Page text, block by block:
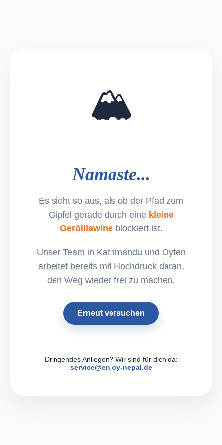
🏔️
Namaste...
Es sieht so aus, als ob der Pfad zum
Gipfel gerade durch eine kleine
Gerölllawineblockiert ist.
Unser Team in Kathmandu und Oyten
arbeitet bereits mit Hochdruck daran,
den Weg wieder frei zu machen.
Erneut versuchen
Dringendes Anliegen? Wir sind für dich da:
service@enjoy-nepal.de